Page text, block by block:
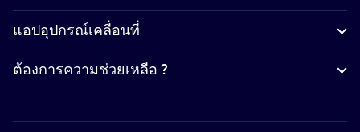
แอปอุปกรณ์เคลื่อนที่
ต้องการความช่วยเหลือ ?